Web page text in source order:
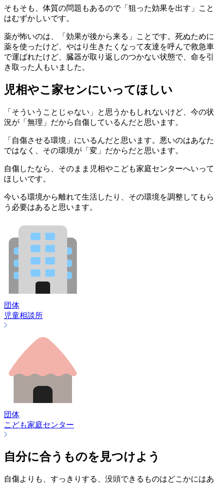
そもそも、体質の問題もあるので「狙った効果を出す」こと
はむずかしいです。
薬が怖いのは、「効果が後から来る」ことです。死ぬために
薬を使ったけど、やはり生きたくなって友達を呼んで救急車
で運ばれたけど、臓器が取り返しのつかない状態で、命を引
き取った人もいました。
児相やこ家センにいってほしい
「そういうことじゃない」と思うかもしれないけど、今の状
況が「無理」だから自傷しているんだと思います。
「自傷させる環境」にいるんだと思います。悪いのはあなた
ではなく、その環境が「変」だからだと思います。
自傷したなら、そのまま児相やこども家庭センターへいって
ほしいです。
今いる環境から離れて生活したり、その環境を調整してもら
う必要はあると思います。
団体
児童相談所
団体
こども家庭センター
自分に合うものを見つけよう
自傷よりも、すっきりする、没頭できるものはどこかにはあ